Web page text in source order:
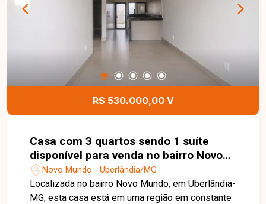
área gourmet, com aproximadamente 14,15 m²,
será coberta após a emissão do Habite-se,
venda e vistoria bancária. O imóvel também conta
com sistema de energia solar, proporcionando
mais economia e sustentabilidade. Esta é uma
excelente oportunidade para quem busca uma
casa moderna, funcional e bem localizada.
Agende uma visita e venha conhecer todos os
Laranjeiras.
R$ 530.000,00 V
Casa com 3 quartos sendo 1 suíte
disponível para venda no bairro Novo
Mundo em Uberlândia-MG
Novo Mundo - Uberlândia/MG
Localizada no bairro Novo Mundo, em Uberlândia-
MG, esta casa está em uma região em constante